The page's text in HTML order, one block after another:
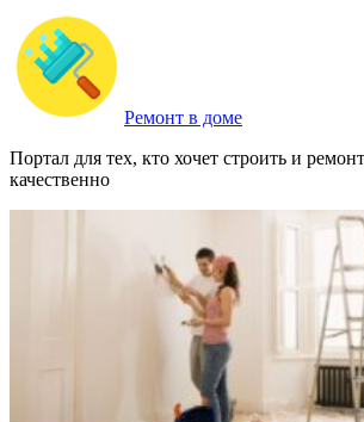
Ремонт в доме
Портал для тех, кто хочет строить и
качественно